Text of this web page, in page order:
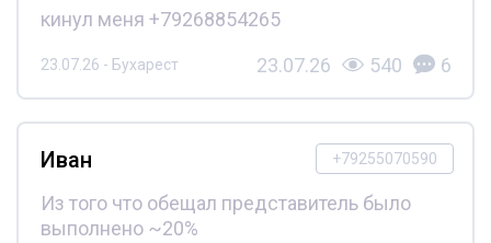
кинул меня +79268854265
23.07.26 - Бухарест 23.07.26 540 6
+79255070590
Иван
Из того что обещал представитель было
выполнено ~20%